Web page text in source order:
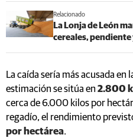
Relacionado
La Lonja de León
cereales, pendiente
La caída sería más acusada en
estimación se sitúa en 2.800
cerca de 6.000 kilos por
regadío, el rendimiento
por hectárea.